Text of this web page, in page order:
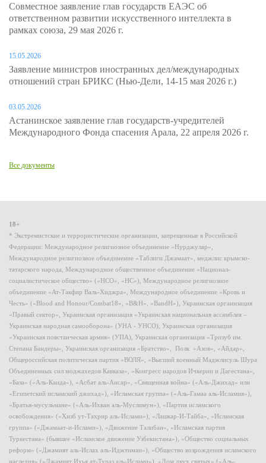
Совместное заявление глав государств ЕАЭС об
ответственном развитии искусственного интеллекта в
рамках союза, 29 мая 2026 г.
15.05.2026
Заявление министров иностранных дел/международных
отношений стран БРИКС (Нью-Дели, 14-15 мая 2026 г.)
03.05.2026
Астанинское заявление глав государств-учредителей
Международного Фонда спасения Арала, 22 апреля 2026 г.
Все документы
18+
* Экстремистские и террористические организации, запрещенные в Российской
Федерации: Международное религиозное объединение «Нурджулар»,
Международное религиозное объединение «Таблиги Джамаат», меджлис крымско-
татарского народа, Международное общественное объединение «Национал-
социалистическое общество» («НСО», «НС»), Международное религиозное
объединение «Ат-Такфир Валь-Хиджра», Международное объединение «Кровь и
Честь» («Blood and Honour/Combat18», «B&H», «BandH»), Украинская организация
«Правый сектор», Украинская организация «Украинская национальная ассамблея –
Украинская народная самооборона» (УНА - УНСО), Украинская организация
«Украинская повстанческая армия» (УПА), Украинская организация «Тризуб им.
Степана Бандеры», Украинская организация «Братство», Полк «Азов», «Айдар»,
Общероссийская политическая партия «ВОЛЯ», «Высший военный Маджлисуль Шура
Объединенных сил моджахедов Кавказа», «Конгресс народов Ичкерии и Дагестана»,
«База» («Аль-Каида»), «Асбат аль-Ансар», «Священная война» («Аль-Джихад» или
«Египетский исламский джихад»), «Исламская группа» («Аль-Гамаа аль-Исламия»),
«Братья-мусульмане» («Аль-Ихван аль-Муслимун»), «Партия исламского
освобождения» («Хизб ут-Тахрир аль-Ислами»), «Лашкар-И-Тайба», «Исламская
группа» («Джамаат-и-Ислами»), «Движение Талибан», «Исламская партия
Туркестана» (бывшее «Исламское движение Узбекистана»), «Общество социальных
реформ» («Джамият аль-Ислах аль-Иджтимаи»), «Общество возрождения исламского
наследия» («Джамият Ихья ат-Тураз аль-Ислами»), «Дом двух святых» («Аль-